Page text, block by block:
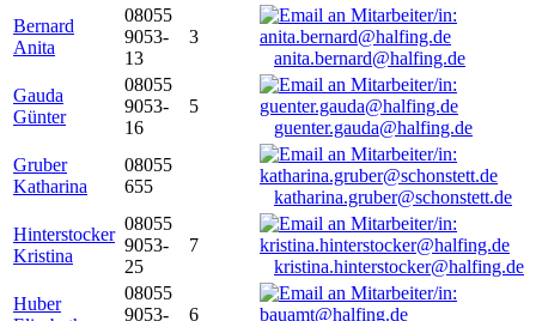
Bernard
Anita
08055
9053-
13
3
anita.bernard@halfing.de
Gauda
Günter
08055
9053-
16
5
guenter.gauda@halfing.de
Gruber
Katharina
08055
655
katharina.gruber@schonstett.de
Hinterstocker
Kristina
08055
9053-
25
7
kristina.hinterstocker@halfing.de
Huber
08055
9053-
6